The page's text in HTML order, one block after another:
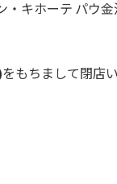
・キホーテ パウ
もちまして閉店い